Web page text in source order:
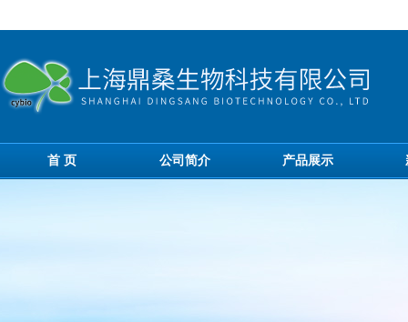
首 页 公司简介 产品展示